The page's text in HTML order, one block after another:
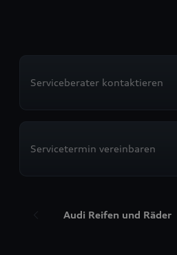
Serviceberater kontaktieren
Servicetermin vereinbaren
Audi Reifen und Räder